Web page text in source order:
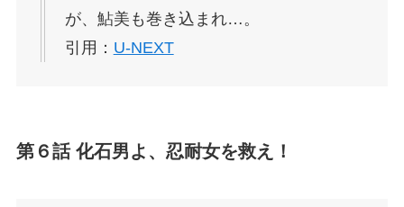
が、鮎美も巻き込まれ…。
引用： U-NEXT
第６話 化石男よ、忍耐女を救え！